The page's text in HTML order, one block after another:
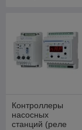
Контроллеры
насосных
станций (реле